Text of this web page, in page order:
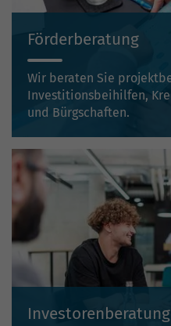
Förderberatung
Wir beraten Sie
Investitionsbeihilfen,
und Bürgschaften.
Investorenberatung